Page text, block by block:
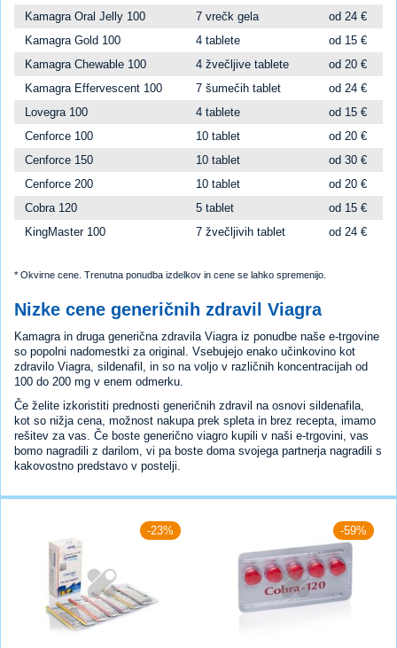
Kamagra Oral Jelly 100
7 vrečk gela
od 24 €
Kamagra Gold 100
4 tablete
od 15 €
Kamagra Chewable 100
4 žvečljive tablete
od 20 €
Kamagra Effervescent 100
7 šumečih tablet
od 24 €
Lovegra 100
4 tablete
od 15 €
Cenforce 100
10 tablet
od 20 €
Cenforce 150
10 tablet
od 30 €
Cenforce 200
10 tablet
od 20 €
Cobra 120
5 tablet
od 15 €
KingMaster 100
7 žvečljivih tablet od 24 €
* Okvirne cene. Trenutna ponudba izdelkov in cene se lahko spremenijo.
Nizke cene generičnih zdravil Viagra
Kamagra in druga generična zdravila Viagra iz ponudbe naše e-trgovine
so popolni nadomestki za original. Vsebujejo enako učinkovino kot
zdravilo Viagra, sildenafil, in so na voljo v različnih koncentracijah od
100 do 200 mg v enem odmerku.
Če želite izkoristiti prednosti generičnih zdravil na osnovi sildenafila,
kot so nižja cena, možnost nakupa prek spleta in brez recepta, imamo
rešitev za vas. Če boste generično viagro kupili v naši e-trgovini, vas
bomo nagradili z darilom, vi pa boste doma svojega partnerja nagradili s
kakovostno predstavo v postelji.
-23% -59%